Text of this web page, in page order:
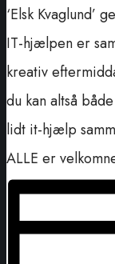
‘Elsk Kvaglund’
IT-hjælpen er
kreativ
du kan altså
lidt it-hjælp
ALLE er